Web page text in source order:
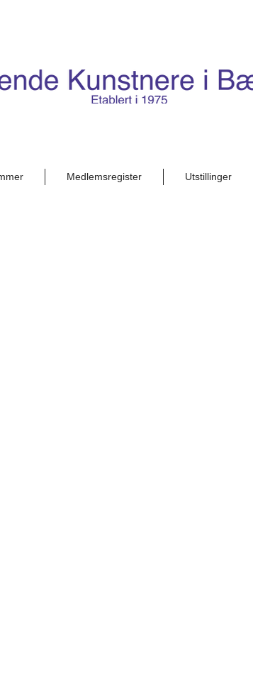
Medlemsregister Utstillinger